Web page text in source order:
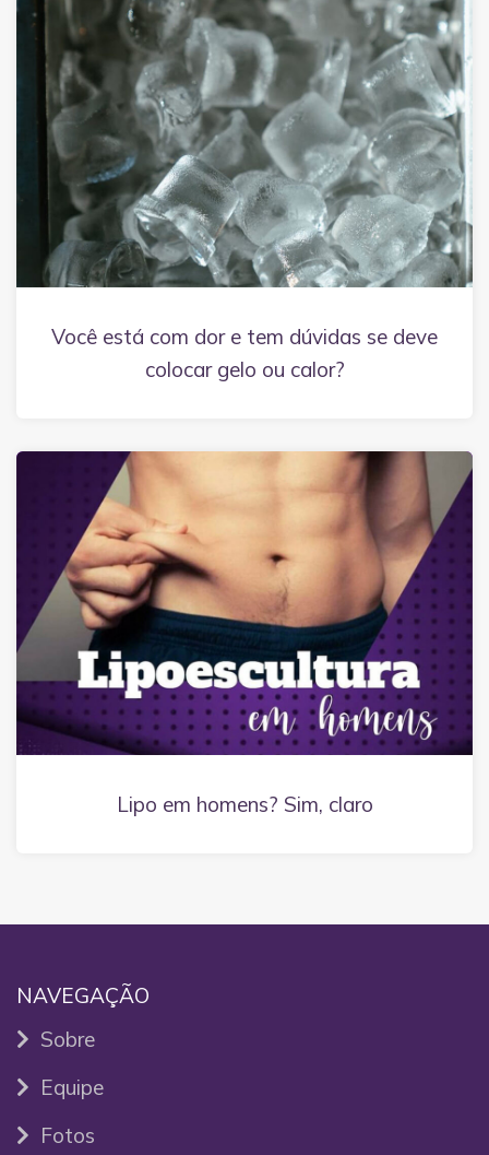
Você está com dor e tem dúvidas se deve
colocar gelo ou calor?
Lipo em homens? Sim, claro
NAVEGAÇÃO
Sobre
Equipe
Fotos